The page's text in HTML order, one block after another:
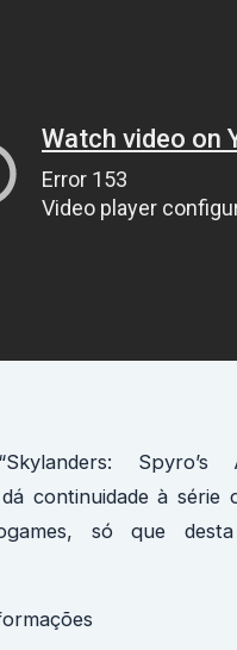
Spyro’s
dá continuidade à série
só que